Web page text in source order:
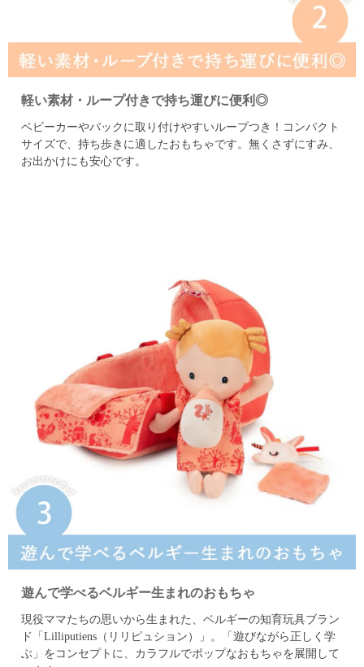
軽い素材・ループ付きで持ち運びに便利◎
ベビーカーやバックに取り付けやすいループつき！ コンパクト
サイズで、持ち歩きに適したおもちゃです。 無くさずにすみ、
お出かけにも安心です。
遊んで学べるベルギー生まれのおもちゃ
現役ママたちの思いから生まれた、ベルギーの知育玩具ブラン
ド「Lilliputiens（リリピュション）」。
「遊びながら正しく学
ぶ」をコンセプトに、カラフルでポップなおもちゃを展開して